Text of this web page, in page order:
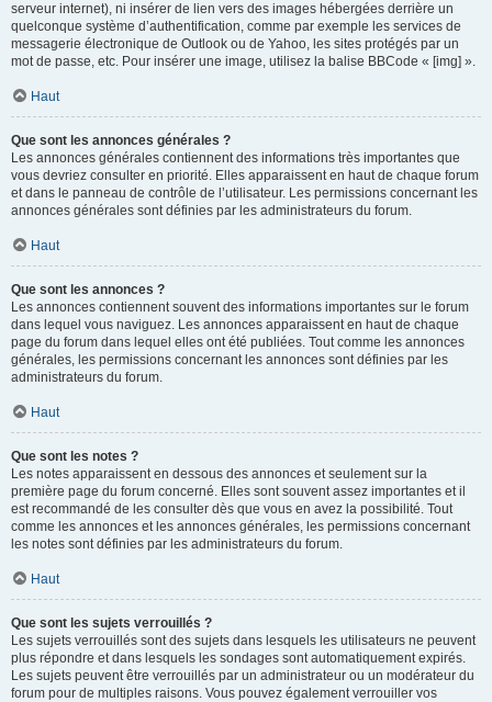
serveur internet), ni insérer de lien vers des images hébergées derrière un
quelconque système d’authentification, comme par exemple les services de
messagerie électronique de Outlook ou de Yahoo, les sites protégés par un
mot de passe, etc. Pour insérer une image, utilisez la balise BBCode « [img] ».
Haut
Que sont les annonces générales ?
Les annonces générales contiennent des informations très importantes que
vous devriez consulter en priorité. Elles apparaissent en haut de chaque forum
et dans le panneau de contrôle de l’utilisateur. Les permissions concernant les
annonces générales sont définies par les administrateurs du forum.
Haut
Que sont les annonces ?
Les annonces contiennent souvent des informations importantes sur le forum
dans lequel vous naviguez. Les annonces apparaissent en haut de chaque
page du forum dans lequel elles ont été publiées. Tout comme les annonces
générales, les permissions concernant les annonces sont définies par les
administrateurs du forum.
Haut
Que sont les notes ?
Les notes apparaissent en dessous des annonces et seulement sur la
première page du forum concerné. Elles sont souvent assez importantes et il
est recommandé de les consulter dès que vous en avez la possibilité. Tout
comme les annonces et les annonces générales, les permissions concernant
les notes sont définies par les administrateurs du forum.
Haut
Que sont les sujets verrouillés ?
Les sujets verrouillés sont des sujets dans lesquels les utilisateurs ne peuvent
plus répondre et dans lesquels les sondages sont automatiquement expirés.
Les sujets peuvent être verrouillés par un administrateur ou un modérateur du
forum pour de multiples raisons. Vous pouvez également verrouiller vos